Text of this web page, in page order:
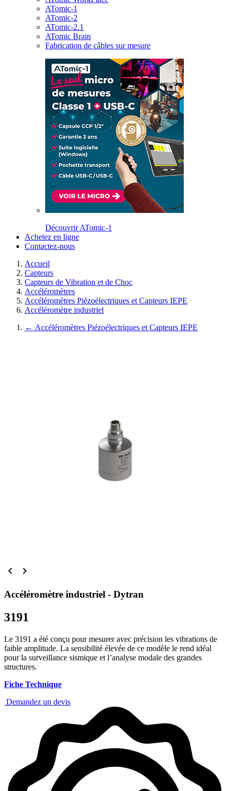
ATomic-1
ATomic-2
ATomic-2.1
ATomic Brain
Fabrication de câbles sur mesure
Découvrir ATomic-1
Achetez en ligne
Contactez-nous
Accueil
Capteurs
Capteurs de Vibration et de Choc
Accéléromètres
Accéléromètres Piézoélectriques et Capteurs IEPE
Accéléromètre industriel
← Accéléromètres Piézoélectriques et Capteurs IEPE
 
Accéléromètre industriel - Dytran
3191
Le 3191 a été conçu pour mesurer avec précision les vibrations de
faible amplitude. La sensibilité élevée de ce modèle le rend idéal
pour la surveillance sismique et l’analyse modale des grandes
structures.
Fiche Technique
Demandez un devis